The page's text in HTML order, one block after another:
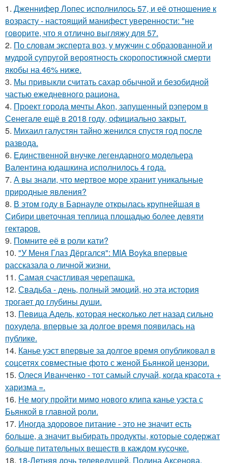
1. Дженнифер Лопес исполнилось 57, и её отношение к
возрасту - настоящий манифест уверенности: "не
говорите, что я отлично выгляжу для 57.
2. По словам эксперта воз, у мужчин с образованной и
мудрой супругой вероятность скоропостижной смерти
якобы на 46% ниже.
3. Мы привыкли считать сахар обычной и безобидной
частью ежедневного рациона.
4. Проект города мечты Akon, запущенный рэпером в
Сенегале ещё в 2018 году, официально закрыт.
5. Михаил галустян тайно женился спустя год после
развода.
6. Единственной внучке легендарного модельера
Валентина юдашкина исполнилось 4 года.
7. А вы знали, что мертвое море хранит уникальные
природные явления?
8. В этом году в Барнауле открылась крупнейшая в
Сибири цветочная теплица площадью более девяти
гектаров.
9. Помните её в роли кати?
10. "У Меня Глаз Дёргался": MIA Boyka впервые
рассказала о личной жизни.
11. Самая счастливая черепашка.
12. Свадьба - день, полный эмоций, но эта история
трогает до глубины души.
13. Певица Адель, которая несколько лет назад сильно
похудела, впервые за долгое время появилась на
публике.
14. Канье уэст впервые за долгое время опубликовал в
соцсетях совместные фото с женой Бьянкой цензори.
15. Олеся Иванченко - тот самый случай, когда красота +
харизма =.
16. Не могу пройти мимо нового клипа канье уэста с
Бьянкой в главной роли.
17. Иногда здоровое питание - это не значит есть
больше, а значит выбирать продукты, которые содержат
больше питательных веществ в каждом кусочке.
18. 18-Летняя дочь телеведущей, Полина Аксенова,